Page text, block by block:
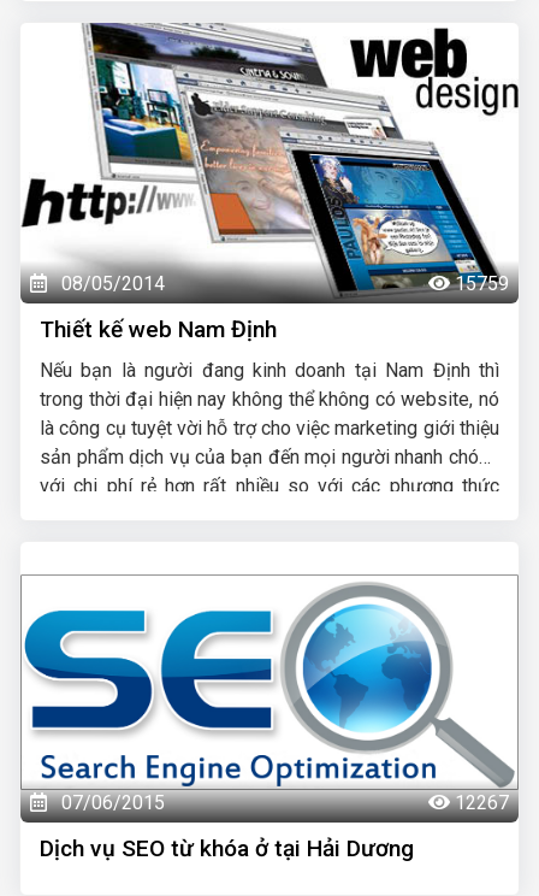
08/05/2014 15759
Thiết kế web Nam Định
Nếu bạn là người đang kinh doanh tại Nam Định thì
trong thời đại hiện nay không thể không có website, nó
là công cụ tuyệt vời hỗ trợ cho việc marketing giới thiệu
sản phẩm dịch vụ của bạn đến mọi người nhanh chóng
với chi phí rẻ hơn rất nhiều so với các phương thức
lựa chọn, hãy liên hệ ngay với chúng tôi để được tư vấn
07/06/2015 12267
Dịch vụ SEO từ khóa ở tại Hải Dương